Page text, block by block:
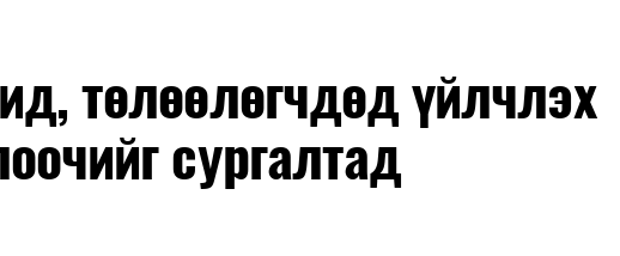
төлөөлөгчдөд үйлчлэх
сургалтад